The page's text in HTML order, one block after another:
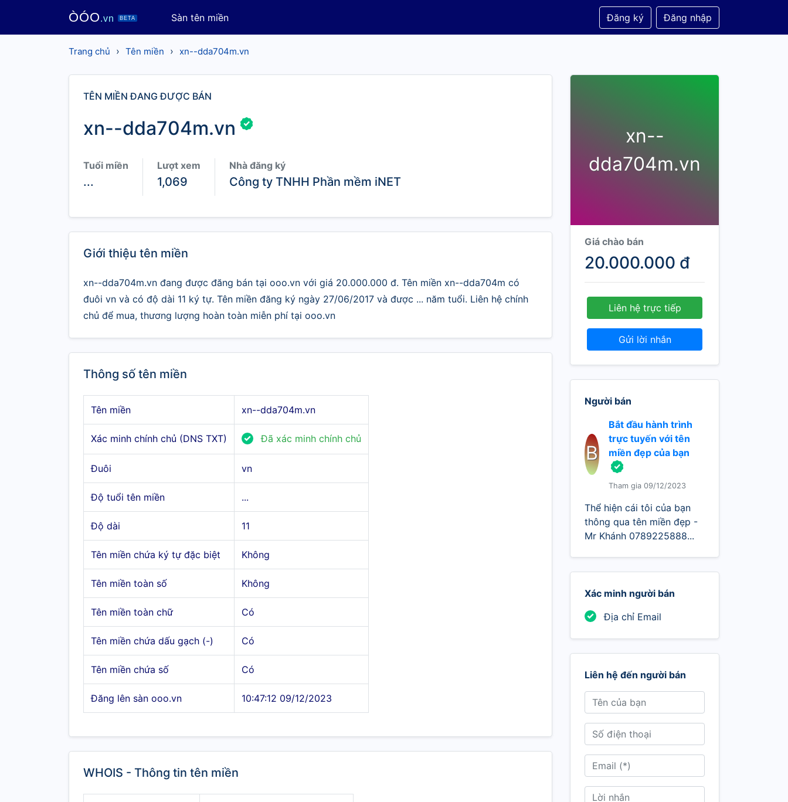
ÒÓO.vn BETA Sàn tên miền Đăng ký Đăng nhập
Trang chủ › Tên miền › xn--dda704m.vn
TÊN MIỀN ĐANG ĐƯỢC BÁN
xn--dda704m.vn
Tuổi miền
...
Lượt xem
1,069
Nhà đăng ký
Công ty TNHH Phần mềm iNET
Giới thiệu tên miền
xn--dda704m.vn đang được đăng bán tại ooo.vn với giá 20.000.000 đ. Tên miền xn--dda704m có
đuôi vn và có độ dài 11 ký tự. Tên miền đăng ký ngày 27/06/2017 và được ... năm tuổi. Liên hệ chính
chủ để mua, thương lượng hoàn toàn miễn phí tại ooo.vn
Thông số tên miền
Tên miền xn--dda704m.vn
Xác minh chính chủ (DNS TXT) Đã xác minh chính chủ
Đuôi vn
Độ tuổi tên miền ...
Độ dài 11
Tên miền chứa ký tự đặc biệt Không
Tên miền toàn số Không
Tên miền toàn chữ Có
Tên miền chứa dấu gạch (-) Có
Tên miền chứa số Có
Đăng lên sàn ooo.vn 10:47:12 09/12/2023
WHOIS - Thông tin tên miền
xn--
dda704m.vn
Giá chào bán
20.000.000 đ
Liên hệ trực tiếp
Gửi lời nhắn
Người bán
B
Bắt đầu hành trình
trực tuyến với tên
miền đẹp của bạn
Tham gia 09/12/2023
Thể hiện cái tôi của bạn
thông qua tên miền đẹp -
Mr Khánh 0789225888...
Xác minh người bán
Địa chỉ Email
Liên hệ đến người bán